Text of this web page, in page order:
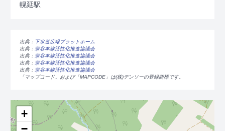
幌延駅
出典： 下水道広報プラットホーム
出典： 宗谷本線活性化推進協議会
出典： 宗谷本線活性化推進協議会
出典： 宗谷本線活性化推進協議会
出典： 宗谷本線活性化推進協議会
「マップコード」および「MAPCODE」は(株)デンソーの登録商標です。
+